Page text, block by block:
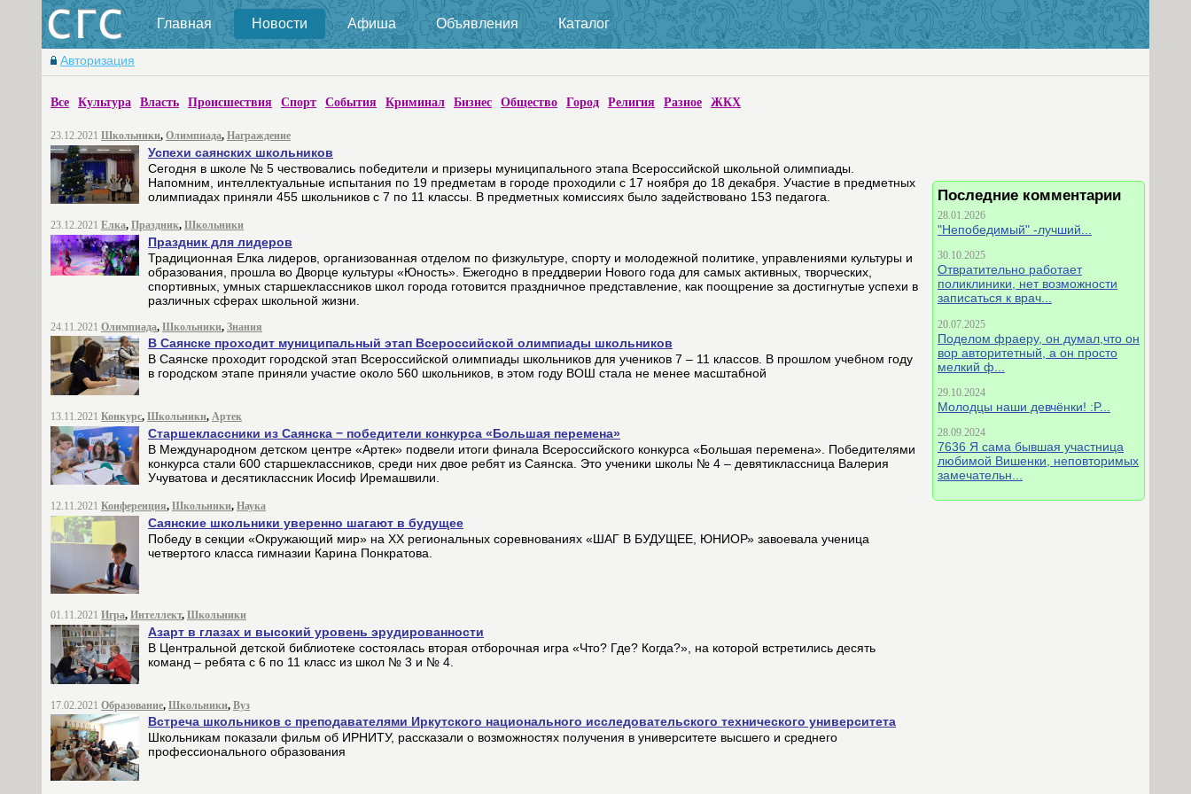
Главная Новости Афиша Объявления Каталог
Авторизация
Все Культура Власть Происшествия Спорт События Криминал Бизнес Общество Город Религия Разное ЖКХ
Последние комментарии
28.01.2026
"Непобедимый" -лучший...
30.10.2025
Отвратительно работает
поликлиники, нет возможности
записаться к врач...
20.07.2025
Поделом фраеру, он думал,что он
вор авторитетный, а он просто
мелкий ф...
29.10.2024
Молодцы наши девчёнки! :P...
28.09.2024
7636 Я сама бывшая участница
любимой Вишенки, неповторимых
замечательн...
23.12.2021 Школьники, Олимпиада, Награждение
Успехи саянских школьников
Сегодня в школе № 5 чествовались победители и призеры муниципального этапа Всероссийской школьной олимпиады.
Напомним, интеллектуальные испытания по 19 предметам в городе проходили с 17 ноября до 18 декабря. Участие в предметных
олимпиадах приняли 455 школьников с 7 по 11 классы. В предметных комиссиях было задействовано 153 педагога.
23.12.2021 Елка, Праздник, Школьники
Праздник для лидеров
Традиционная Елка лидеров, организованная отделом по физкультуре, спорту и молодежной политике, управлениями культуры и
образования, прошла во Дворце культуры «Юность». Ежегодно в преддверии Нового года для самых активных, творческих,
спортивных, умных старшеклассников школ города готовится праздничное представление, как поощрение за достигнутые успехи в
различных сферах школьной жизни.
24.11.2021 Олимпиада, Школьники, Знания
В Саянске проходит муниципальный этап Всероссийской олимпиады школьников
В Саянске проходит городской этап Всероссийской олимпиады школьников для учеников 7 – 11 классов. В прошлом учебном году
в городском этапе приняли участие около 560 школьников, в этом году ВОШ стала не менее масштабной
13.11.2021 Конкурс, Школьники, Артек
Старшеклассники из Саянска − победители конкурса «Большая перемена»
В Международном детском центре «Артек» подвели итоги финала Всероссийского конкурса «Большая перемена». Победителями
конкурса стали 600 старшеклассников, среди них двое ребят из Саянска. Это ученики школы № 4 – девятиклассница Валерия
Учуватова и десятиклассник Иосиф Иремашвили.
12.11.2021 Конференция, Школьники, Наука
Саянские школьники уверенно шагают в будущее
Победу в секции «Окружающий мир» на XX региональных соревнованиях «ШАГ В БУДУЩЕЕ, ЮНИОР» завоевала ученица
четвертого класса гимназии Карина Понкратова.
01.11.2021 Игра, Интеллект, Школьники
Азарт в глазах и высокий уровень эрудированности
В Центральной детской библиотеке состоялась вторая отборочная игра «Что? Где? Когда?», на которой встретились десять
команд – ребята с 6 по 11 класс из школ № 3 и № 4.
17.02.2021 Образование, Школьники, Вуз
Встреча школьников с преподавателями Иркутского национального исследовательского технического университета
Школьникам показали фильм об ИРНИТУ, рассказали о возможностях получения в университете высшего и среднего
профессионального образования